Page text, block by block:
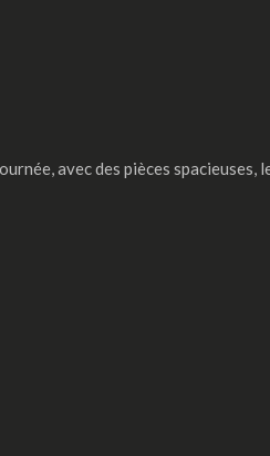
avec des pièces spacieuses,